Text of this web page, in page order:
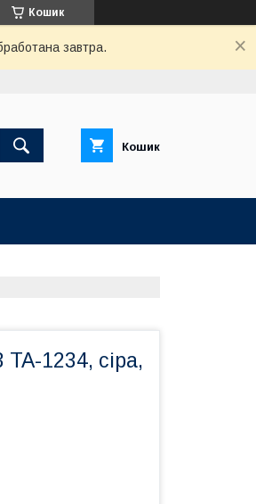
Кошик
завтра.
Кошик
1234, сіра,